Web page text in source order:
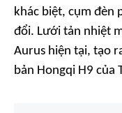
khác biệt, cụm đèn
đổi. Lưới tản nhiệt
Aurus hiện tại, tạo
bản Hongqi H9 của